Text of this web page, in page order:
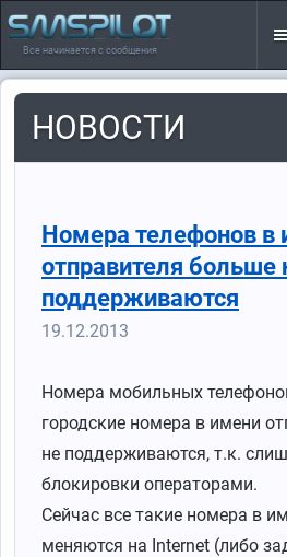
Все начинается с сообщения
НОВОСТИ
Номера телефонов в
отправителя больше
поддерживаются
19.12.2013
Номера мобильных
городские номера в имени
не поддерживаются, т.к.
блокировки операторами.
Сейчас все такие номера в
меняются на Internet (либо